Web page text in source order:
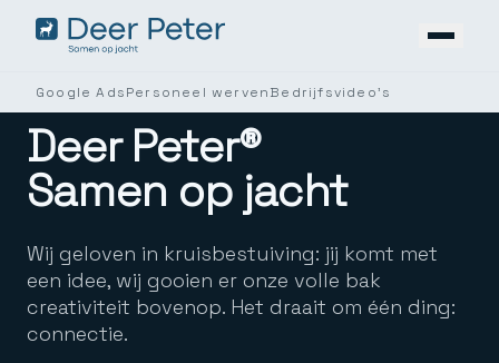
Google AdsPersoneel wervenBedrijfsvideo's
Deer Peter®
Samen op jacht
Wij geloven in kruisbestuiving: jij komt met
een idee, wij gooien er onze volle bak
creativiteit bovenop. Het draait om één ding:
connectie.